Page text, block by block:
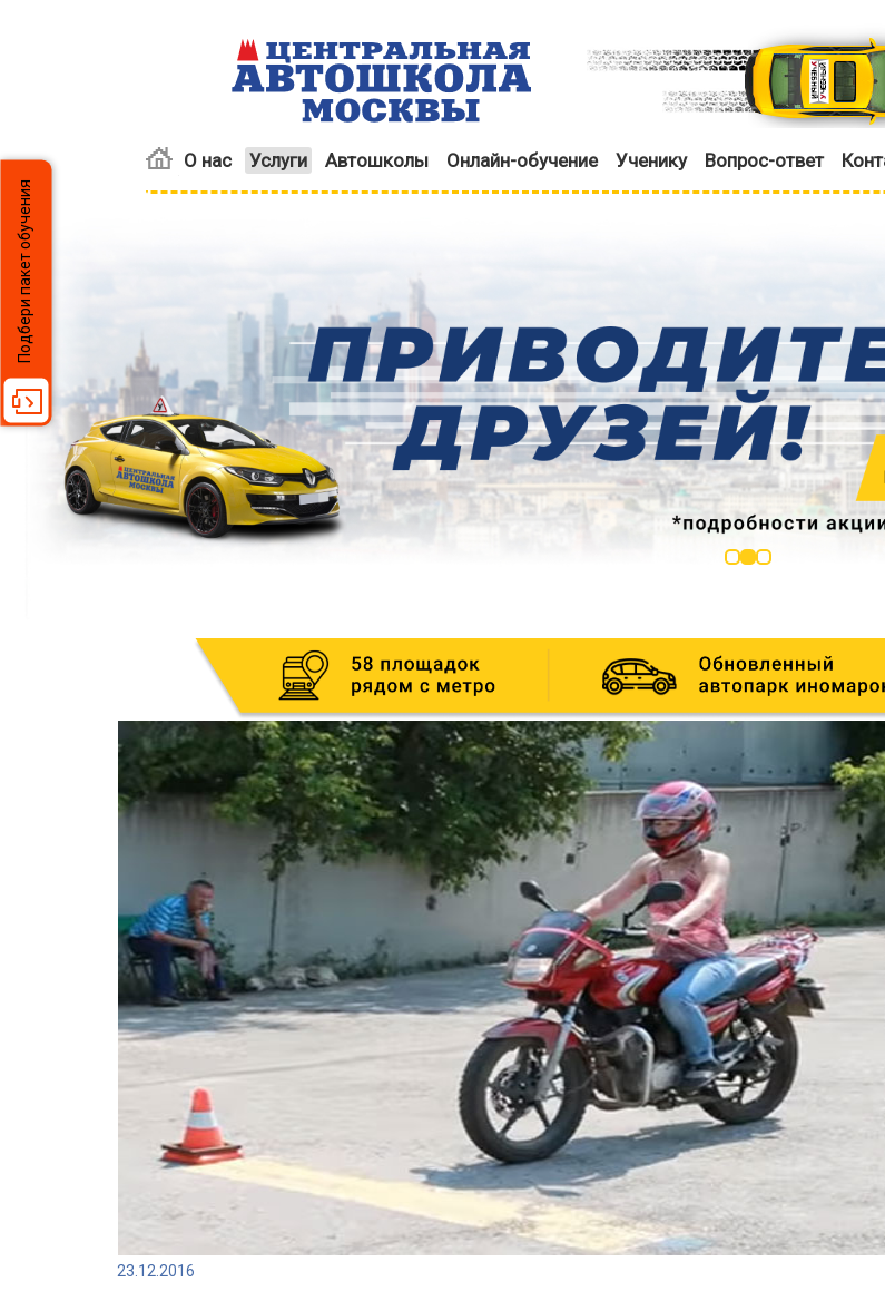
О нас Услуги Автошколы Онлайн-обучение Ученику Вопрос-ответ
23.12.2016
Подбери пакет обучения